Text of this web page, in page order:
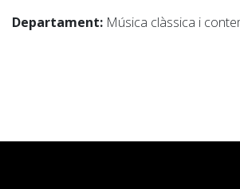
Departament: Música clàssica i